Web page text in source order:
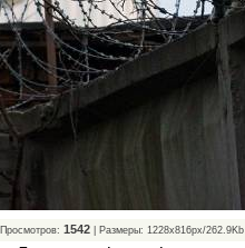
Просмотров: 1542| Размеры: 1228x816px/